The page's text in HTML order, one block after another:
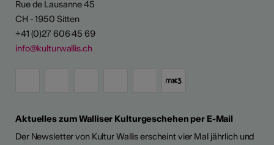
Rue de Lausanne 45
CH - 1950 Sitten
+41 (0)27 606 45 69
info@kulturwallis.ch
Aktuelles zum Walliser Kulturgeschehen per E-Mail
Der Newsletter von Kultur Wallis erscheint vier Mal jährlich und